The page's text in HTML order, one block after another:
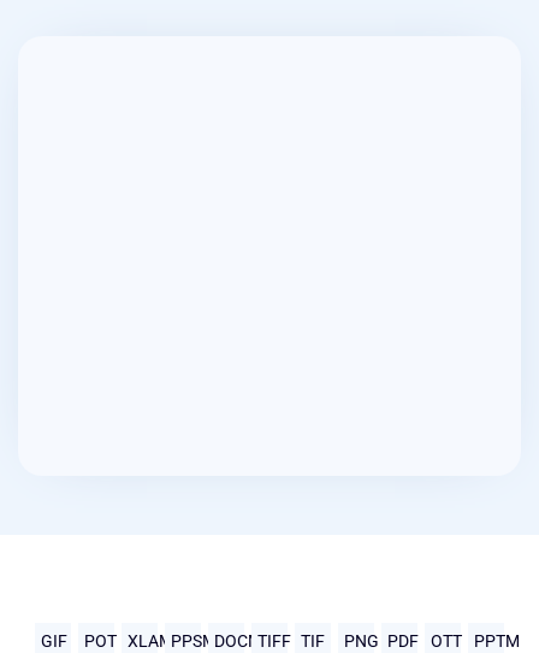
GIF POT XLAMPPSMDOCMTIFF TIF PNG PDF OTT PPTM